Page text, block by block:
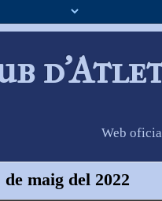
Web
de maig del 2022